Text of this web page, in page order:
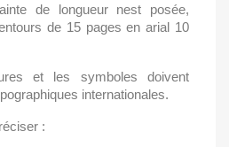
de longueur nest posée,
de 15 pages en arial 10
et les symboles doivent
internationales.
: